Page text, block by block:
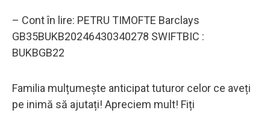
– Cont în lire: PETRU TIMOFTE Barclays
GB35BUKB20246430340278 SWIFTBIC :
BUKBGB22
Familia mulțumește anticipat tuturor celor ce aveți
pe inimă să ajutați! Apreciem mult! Fiți